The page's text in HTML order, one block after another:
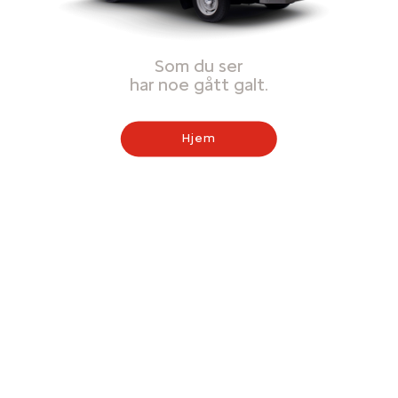
Som du ser
har noe gått galt.
Hjem